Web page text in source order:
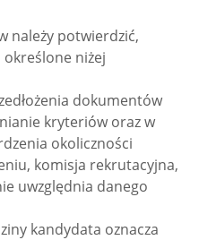
należy potwierdzić,
określone niżej
dokumentów
kryteriów oraz w
okoliczności
komisja rekrutacyjna,
uwzględnia danego
kandydata oznacza